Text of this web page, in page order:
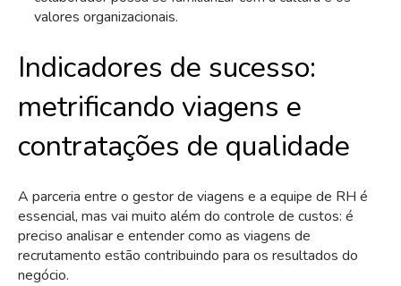
valores organizacionais.
Indicadores de sucesso:
metrificando viagens e
contratações de qualidade
A parceria entre o gestor de viagens e a equipe de RH é
essencial, mas vai muito além do controle de custos: é
preciso analisar e entender como as viagens de
recrutamento estão contribuindo para os resultados do
negócio.